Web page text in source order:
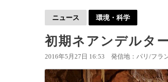
ニュース 環境・科学
初期ネアンデルタ
2016年5月27日 16:53 発信地：パリ/フラ